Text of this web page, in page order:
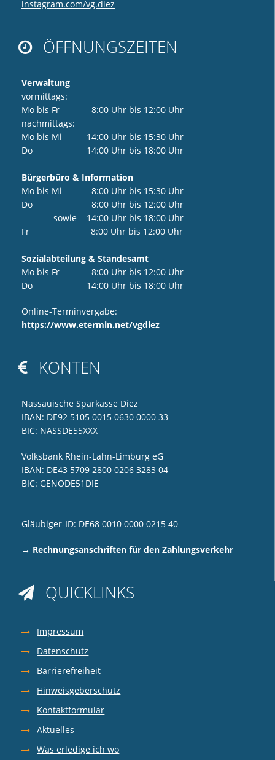
instagram.com/vg.diez
 ÖFFNUNGSZEITEN
Verwaltung
vormittags:
Mo bis Fr 8:00 Uhr bis 12:00 Uhr
nachmittags:
Mo bis Mi 14:00 Uhr bis 15:30 Uhr
Do 14:00 Uhr bis 18:00 Uhr
Bürgerbüro & Information
Mo bis Mi 8:00 Uhr bis 15:30 Uhr
Do 8:00 Uhr bis 12:00 Uhr
sowie 14:00 Uhr bis 18:00 Uhr
Fr 8:00 Uhr bis 12:00 Uhr
Sozialabteilung & Standesamt
Mo bis Fr 8:00 Uhr bis 12:00 Uhr
Do 14:00 Uhr bis 18:00 Uhr
Online-Terminvergabe:
https://www.etermin.net/vgdiez
 KONTEN
Nassauische Sparkasse Diez
IBAN: DE92 5105 0015 0630 0000 33
BIC: NASSDE55XXX
Volksbank Rhein-Lahn-Limburg eG
IBAN: DE43 5709 2800 0206 3283 04
BIC: GENODE51DIE
Gläubiger-ID: DE68 0010 0000 0215 40
→ Rechnungsanschriften für den Zahlungsverkehr
 QUICKLINKS
Impressum
Datenschutz
Barrierefreiheit
Hinweisgeberschutz
Kontaktformular
Aktuelles
Was erledige ich wo